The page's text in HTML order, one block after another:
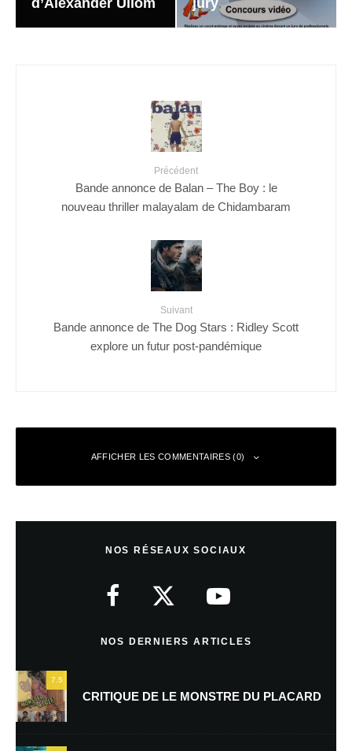
d’Alexander Ullom
jury
Précédent
Bande annonce de Balan – The Boy : le
nouveau thriller malayalam de Chidambaram
Suivant
Bande annonce de The Dog Stars : Ridley Scott
explore un futur post-pandémique
AFFICHER LES COMMENTAIRES (0)
NOS RÉSEAUX SOCIAUX
NOS DERNIERS ARTICLES
7.5
CRITIQUE DE LE MONSTRE DU PLACARD